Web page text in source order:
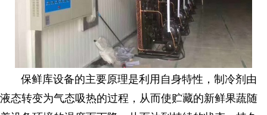
保鲜库设备的主要原理是利用自身特性，制冷剂由
液态转变为气态吸热的过程，从而使贮藏的新鲜果蔬随